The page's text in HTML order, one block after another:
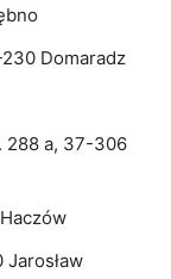
Domaradz
288 a, 37-306
Jarosław